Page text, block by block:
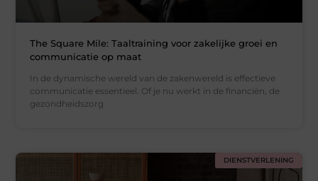
The Square Mile: Taaltraining voor zakelijke groei en
communicatie op maat
In de dynamische wereld van de zakenwereld is effectieve
communicatie essentieel. Of je nu werkt in de financiën, de
gezondheidszorg
DIENSTVERLENING